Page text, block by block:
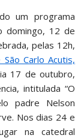
um programa
domingo, 12 de
pelas 12h,
Carlo Acutis,
17 de outubro,
intitulada “O
padre Nelson
Nos dias 24 e
na catedral